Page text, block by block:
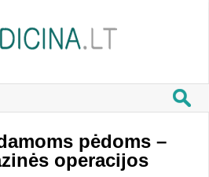
pėdoms –
operacijos